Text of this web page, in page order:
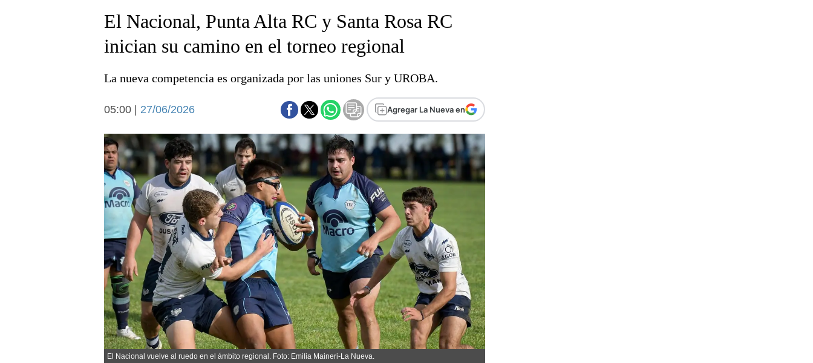
El país
Seguridad
Escenario Olímpico
Liga del Sur
Básquetbol
Fútbol
Federal A
Arte y cultura
Aplausos
Cines
Economía y campo
Economía y finanzas
Con el campo
Espacio empresas
Sociedad y tiempo libre
Sociedad
Tecnología
Turismo
Salud
Es viral
El tiempo
Fúnebres
El Nacional, Punta Alta RC y Santa Rosa RC
inician su camino en el torneo regional
La nueva competencia es organizada por las uniones Sur y UROBA.
Agregar La Nueva en
05:00 | 27/06/2026
El Nacional vuelve al ruedo en el ámbito regional. Foto: Emilia Maineri-La Nueva.